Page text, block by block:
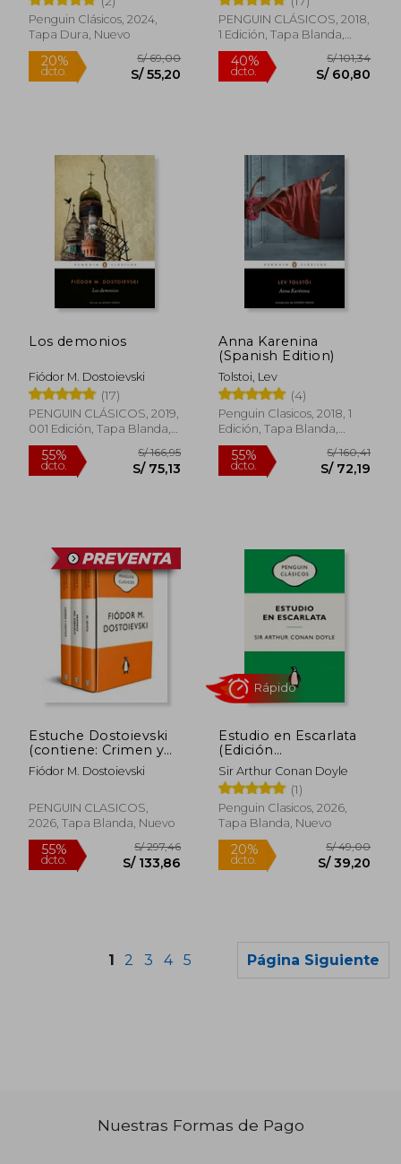
55%
dcto.
S/ 160,59 55%
dcto.
55% 55%
Penguin Clásicos, 2024,
Tapa Dura, Nuevo
S/ 69,00
Rápido
PENGUIN CLÁSICOS, 2018,
1 Edición, Tapa Blanda,
Nuevo
40%
Los demonios
Fiódor M. Dostoievski
(17)
PENGUIN CLÁSICOS, 2019,
001 Edición, Tapa Blanda,
Nuevo
Anna Karenina
(Spanish Edition)
Tolstoi, Lev
(4)
Penguin Clasicos, 2018, 1
Edición, Tapa Blanda,
Nuevo
Estuche Dostoievski
(contiene: Crimen y
castigo | Memorias
del subsuelo | El
icónicas
Fiódor M. Dostoievski
PENGUIN CLASICOS,
2026, Tapa Blanda, Nuevo
Estudio en Escarlata
(Edición
Conmemorativa):
Ediciones Icónicas
Sir Arthur Conan Doyle
(1)
Penguin Clasicos, 2026,
Tapa Blanda, Nuevo
1 2 3 4 5 Página Siguiente
Nuestras Formas de Pago